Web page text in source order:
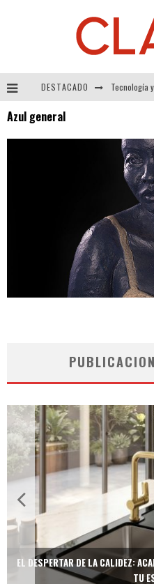
DESTACADO
Azul general
EL DESPERTAR DE LA CALIDEZ:
TU